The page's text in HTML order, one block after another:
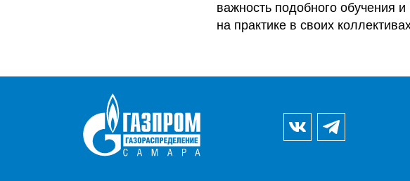
важность подобного обучения
на практике в своих